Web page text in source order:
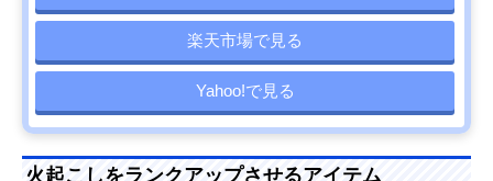
楽天市場で見る
Yahoo!で見る
火起こしをランクアップさせるアイテム